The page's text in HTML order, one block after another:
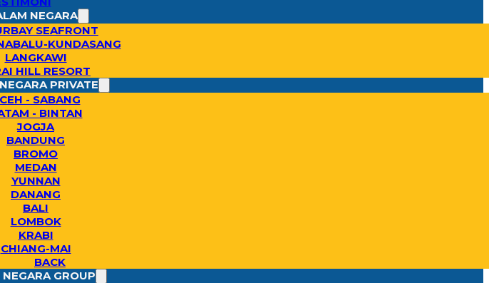
NEGARA
SEAFRONT
KUNDASANG
LANGKAWI
HILL RESORT
PRIVATE
- SABANG
- BINTAN
JOGJA
BANDUNG
BROMO
MEDAN
YUNNAN
DANANG
BALI
LOMBOK
KRABI
CHIANG-MAI
BACK
GROUP